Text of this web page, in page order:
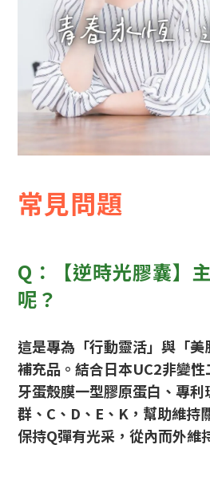
常見問題
Q：【逆時光膠囊】
呢？
這是專為「行動靈活」與「
補充品。結合日本UC2非變
牙蛋殼膜一型膠原蛋白、專
群、C、D、E、K，幫助維持
保持Q彈有光采，從內而外維